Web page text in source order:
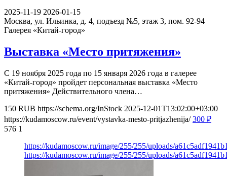
2025-11-19 2026-01-15
Москва, ул. Ильинка, д. 4, подъезд №5, этаж 3, пом. 92-94
Галерея «Китай-город»
Выставка «Место притяжения»
С 19 ноября 2025 года по 15 января 2026 года в галерее
«Китай-город» пройдет персональная выставка «Место
притяжения» Действительного члена…
150 RUB https://schema.org/InStock 2025-12-01T13:02:00+03:00
https://kudamoscow.ru/event/vystavka-mesto-pritjazhenija/ 300 ₽
576 1
https://kudamoscow.ru/image/255/255/uploads/
https://kudamoscow.ru/image/255/255/uploads/